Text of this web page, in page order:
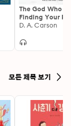
The God Who Is
Finding Your
God’s Story
D. A. Carson
모든 제목 보기